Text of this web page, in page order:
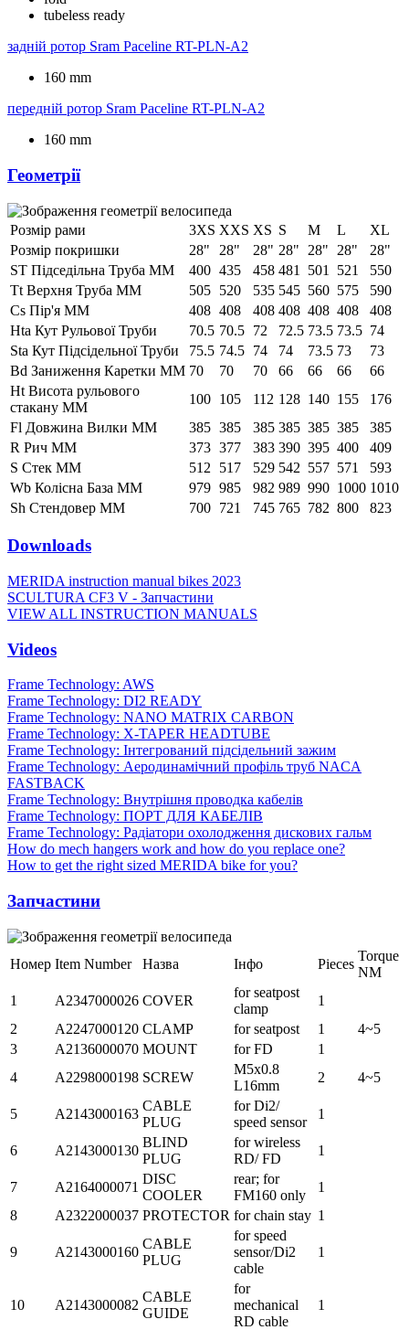
tubeless ready
задній ротор Sram Paceline RT-PLN-A2
160 mm
передній ротор Sram Paceline RT-PLN-A2
160 mm
Геометрії
Розмір рами 3XS XXS XS S M L
XL
Розмір покришки
28" 28" 28" 28" 28" 28"
28"
ST Підседільна Труба ММ
400 435 458 481 501 521
550
Tt Верхня Труба ММ
505 520 535 545 560 575
590
Cs Пір'я ММ
408 408 408 408 408 408
408
Hta Кут Рульової Труби
70.5 70.5 72 72.5 73.5 73.5 74
Sta Кут Підсідельної Труби
75.5 74.5 74 74 73.5 73
73
Bd Заниження Каретки ММ 70 70 70 66 66 66
66
Ht Висота рульового
стакану ММ
100 105 112 128 140 155
176
Fl Довжина Вилки ММ
385 385 385 385 385 385
385
R Рич ММ
373 377 383 390 395 400
409
S Стек ММ
512 517 529 542 557 571
593
Wb Колісна База ММ
979 985 982 989 990 1000 1010
Sh Стендовер ММ
700 721 745 765 782 800 823
Downloads
MERIDA instruction manual bikes 2023
SCULTURA CF3 V - Запчастини
VIEW ALL INSTRUCTION MANUALS
Videos
Frame Technology: AWS
Frame Technology: DI2 READY
Frame Technology: NANO MATRIX CARBON
Frame Technology: X-TAPER HEADTUBE
Frame Technology: Інтегрований підсідельний зажим
Frame Technology: Аеродинамічний профіль труб NACA
FASTBACK
Frame Technology: Внутрішня проводка кабелів
Frame Technology: ПОРТ ДЛЯ КАБЕЛІВ
Frame Technology: Радіатори охолодження дискових гальм
How do mech hangers work and how do you replace one?
How to get the right sized MERIDA bike for you?
Запчастини
Номер Item Number Назва Інфо Pieces
Torque
NM
1
A2347000026 COVER
for seatpost
clamp
1
2
A2247000120 CLAMP for seatpost 1
4~5
3
A2136000070 MOUNT for FD
1
4
A2298000198 SCREW
M5x0.8
L16mm
2 4~5
5 A2143000163
CABLE
PLUG
for Di2/
speed sensor
1
6 A2143000130
BLIND
PLUG
for wireless
RD/ FD
1
7 A2164000071
DISC
COOLER
rear; for
FM160 only
1
8
A2322000037 PROTECTOR for chain stay 1
9 A2143000160
CABLE
PLUG
for speed
sensor/Di2
cable
1
10 A2143000082
CABLE
GUIDE
for
mechanical
RD cable
1